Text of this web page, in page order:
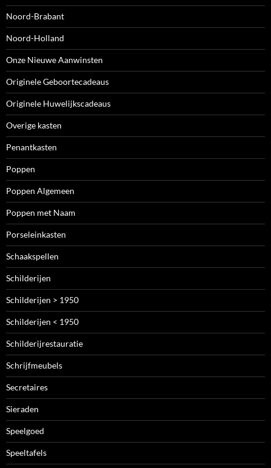
Noord-Brabant
Noord-Holland
Onze Nieuwe Aanwinsten
Originele Geboortecadeaus
Originele Huwelijkscadeaus
Overige kasten
Penantkasten
Poppen
Poppen Algemeen
Poppen met Naam
Porseleinkasten
Schaakspellen
Schilderijen
Schilderijen > 1950
Schilderijen < 1950
Schilderijrestauratie
Schrijfmeubels
Secretaires
Sieraden
Speelgoed
Speeltafels